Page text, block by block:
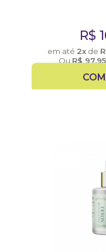
R$
em até 2xde
Ou R$ 97,95